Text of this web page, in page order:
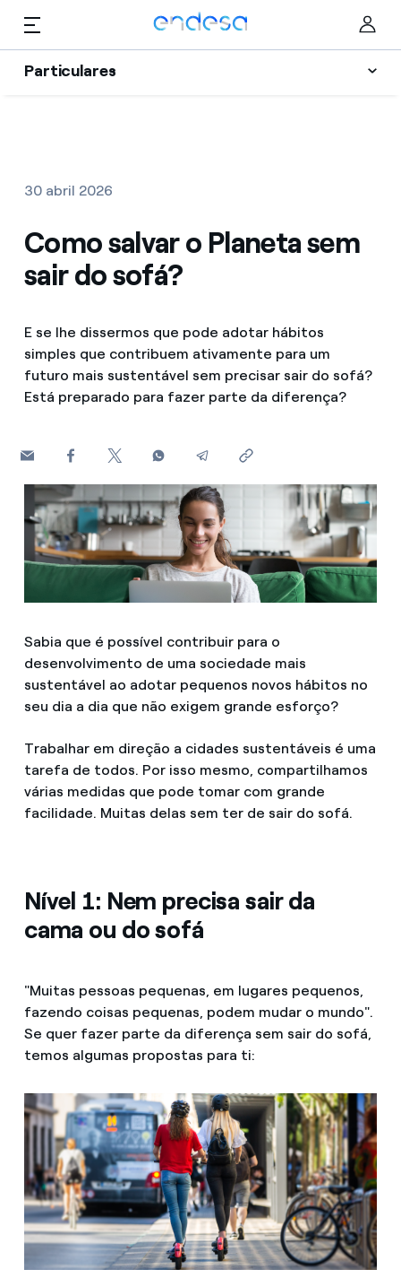
Particulares
Vantagens
Apoio
Blog Endesa
Informação Útil
My Endesa
Negócios
Corporate
30 abril 2026
Como salvar o Planeta sem
sair do sofá?
E se lhe dissermos que pode adotar hábitos
simples que contribuem ativamente para um
futuro mais sustentável sem precisar sair do sofá?
Está preparado para fazer parte da diferença?
Sabia que é possível contribuir para o
desenvolvimento de uma sociedade mais
sustentável ao adotar pequenos novos hábitos no
seu dia a dia que não exigem grande esforço?
Trabalhar em direção a cidades sustentáveis é uma
tarefa de todos. Por isso mesmo, compartilhamos
várias medidas que pode tomar com grande
facilidade. Muitas delas sem ter de sair do sofá.
Nível 1: Nem precisa sair da
cama ou do sofá
"Muitas pessoas pequenas, em lugares pequenos,
fazendo coisas pequenas, podem mudar o mundo".
Se quer fazer parte da diferença sem sair do sofá,
temos algumas propostas para ti: